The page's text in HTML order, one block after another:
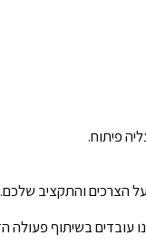
פיתוח.
הצרכים והתקציב שלכם.
עובדים בשיתוף פעולה